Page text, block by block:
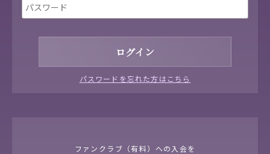
パスワードを忘れた方はこちら
ファンクラブ（有料）への入会を